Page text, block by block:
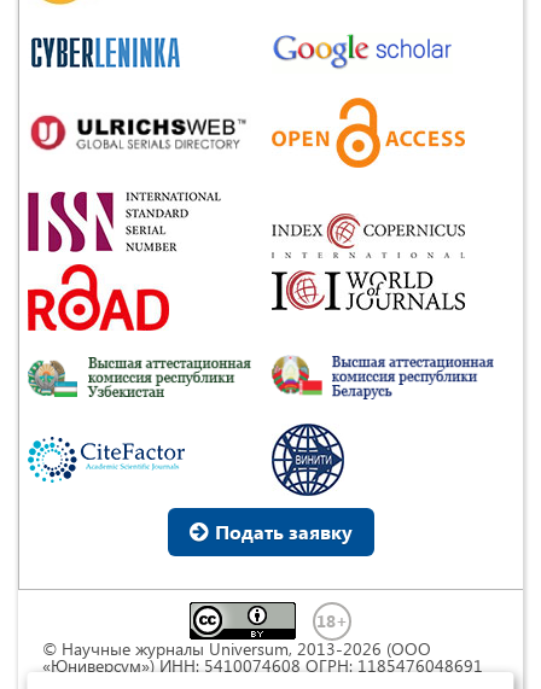
Подать заявку
© Научные журналы Universum, 2013-2026 (ООО
«Юниверсум») ИНН: 5410074608 ОГРН: 1185476048691